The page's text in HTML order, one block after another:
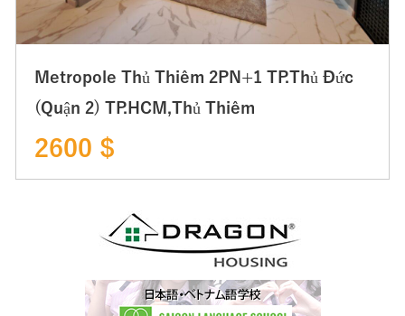
Metropole Thủ Thiêm 2PN+1 TP.Thủ Đức
(Quận 2) TP.HCM,Thủ Thiêm
2600 $